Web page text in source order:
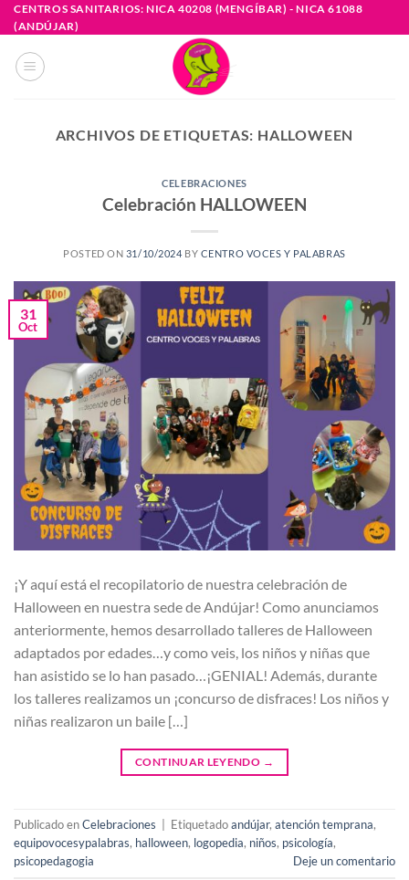
Saltar
al
contenido
CENTROS SANITARIOS: NICA 40208 (MENGÍBAR) - NICA 61088
(ANDÚJAR)
ARCHIVOS DE ETIQUETAS: HALLOWEEN
CELEBRACIONES
Celebración HALLOWEEN
POSTED ON 31/10/2024 BY CENTRO VOCES Y PALABRAS
31
Oct
¡Y aquí está el recopilatorio de nuestra celebración de
Halloween en nuestra sede de Andújar! Como anunciamos
anteriormente, hemos desarrollado talleres de Halloween
adaptados por edades…y como veis, los niños y niñas que
han asistido se lo han pasado…¡GENIAL! Además, durante
los talleres realizamos un ¡concurso de disfraces! Los niños y
niñas realizaron un baile […]
CONTINUAR LEYENDO →
Publicado enCelebraciones Etiquetadoandújar, atención temprana,
equipovocesypalabras, halloween, logopedia, niños, psicología,
psicopedagogia
Deje un comentario